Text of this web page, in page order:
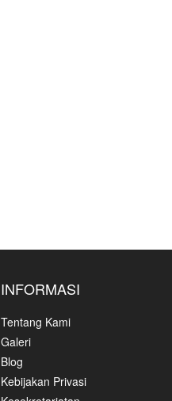
INFORMASI
Tentang Kami
Galeri
Blog
Kebijakan Privasi